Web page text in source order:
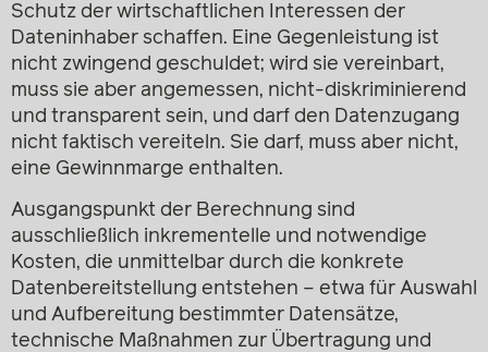
Schutz der wirtschaftlichen Interessen der
Dateninhaber schaffen. Eine Gegenleistung ist
nicht zwingend geschuldet; wird sie vereinbart,
muss sie aber angemessen, nicht-diskriminierend
und transparent sein, und darf den Datenzugang
nicht faktisch vereiteln. Sie darf, muss aber nicht,
eine Gewinnmarge enthalten.
Ausgangspunkt der Berechnung sind
ausschließlich inkrementelle und notwendige
Kosten, die unmittelbar durch die konkrete
Datenbereitstellung entstehen – etwa für Auswahl
und Aufbereitung bestimmter Datensätze,
technische Maßnahmen zur Übertragung und